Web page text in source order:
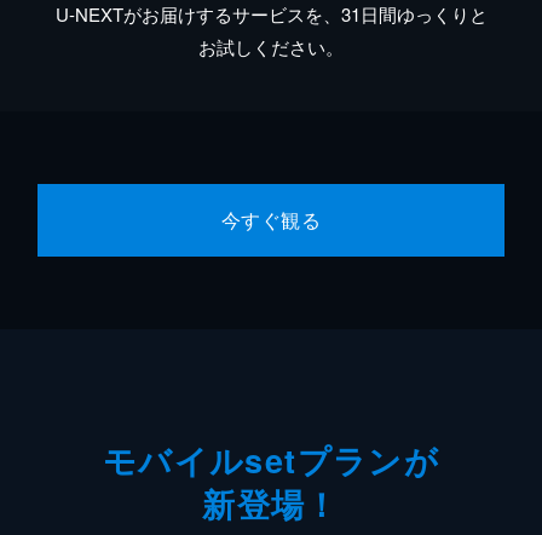
U-NEXTがお届けするサービスを、31日間ゆっくりと
お試しください。
今すぐ観る
モバイルsetプランが
新登場！